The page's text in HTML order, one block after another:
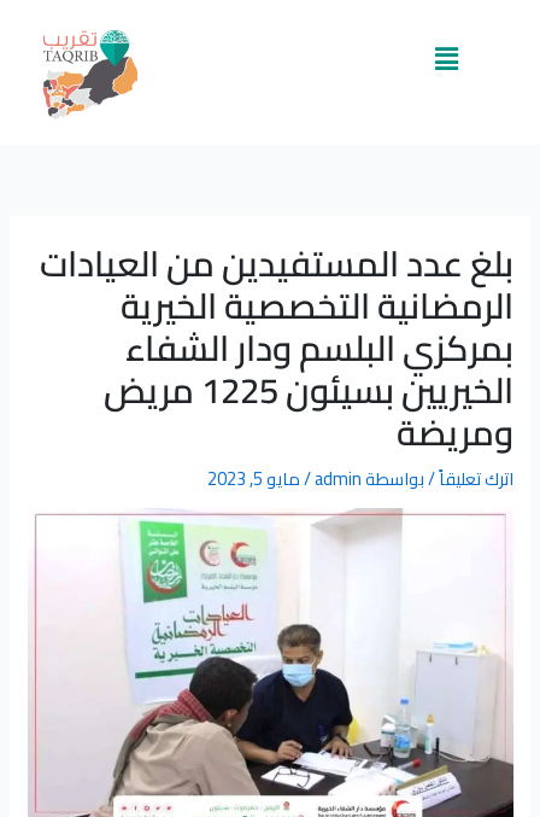
القائمة
بلغ عدد المستفيدين من العيادات
الرمضانية التخصصية الخيرية
بمركزي البلسم ودار الشفاء
الخيريين بسيئون 1225 مريض
ومريضة
اترك تعليقاً/ بواسطةadmin
/مايو 5, 2023